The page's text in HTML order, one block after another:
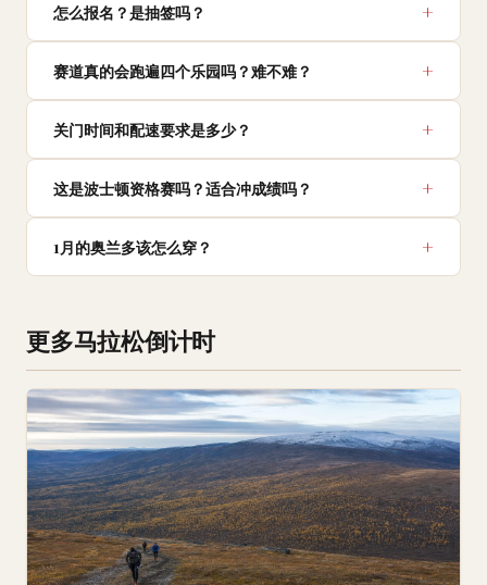
怎么报名？是抽签吗？
赛道真的会跑遍四个乐园吗？难不难？
关门时间和配速要求是多少？
这是波士顿资格赛吗？适合冲成绩吗？
1月的奥兰多该怎么穿？
更多马拉松倒计时